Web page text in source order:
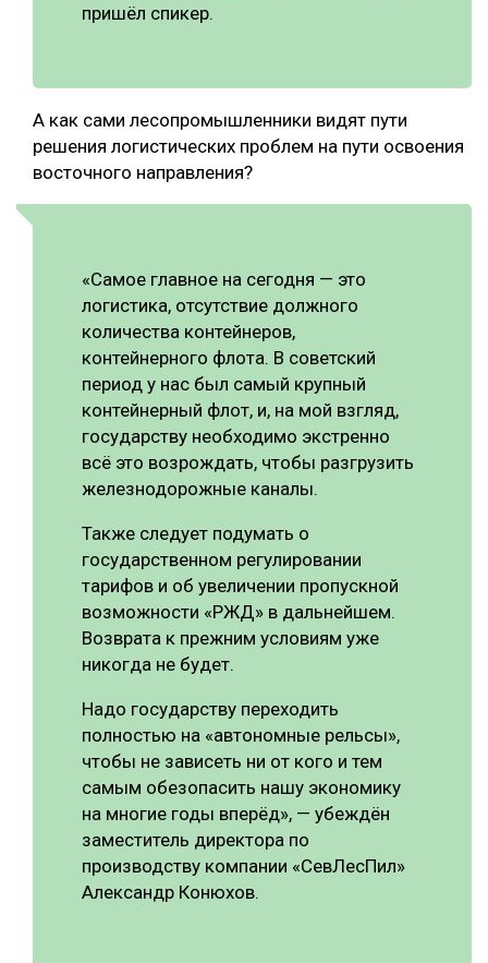
пришёл спикер.
А как сами лесопромышленники видят пути
решения логистических проблем на пути освоения
восточного направления?
«Самое главное на сегодня — это
логистика, отсутствие должного
количества контейнеров,
контейнерного флота. В советский
период у нас был самый крупный
контейнерный флот, и, на мой взгляд,
государству необходимо экстренно
всё это возрождать, чтобы разгрузить
железнодорожные каналы.
Также следует подумать о
государственном регулировании
тарифов и об увеличении пропускной
возможности «РЖД» в дальнейшем.
Возврата к прежним условиям уже
никогда не будет.
Надо государству переходить
полностью на «автономные рельсы»,
чтобы не зависеть ни от кого и тем
самым обезопасить нашу экономику
на многие годы вперёд», — убеждён
заместитель директора по
производству компании «СевЛесПил»
Александр Конюхов.